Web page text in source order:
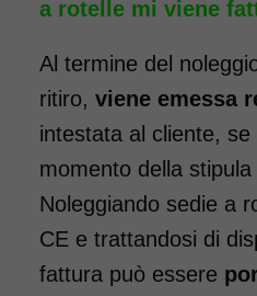
Noleggio
pieghevole
a rotelle mi viene
Al termine del
ritiro, viene emessa
intestata al cliente, se
momento della
Noleggiando sedie a
CE e trattandosi di
fattura può essere